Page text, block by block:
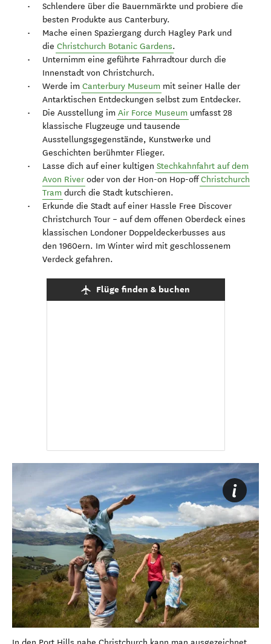
Schlendere über die Bauernmärkte und probiere die
besten Produkte aus Canterbury.
Mache einen Spaziergang durch Hagley Park und
die Christchurch Botanic Gardens.
Unternimm eine geführte Fahrradtour durch die
Innenstadt von Christchurch.
Werde im Canterbury Museum mit seiner Halle der
Antarktischen Entdeckungen selbst zum Entdecker.
Die Ausstellung im Air Force Museum umfasst 28
klassische Flugzeuge und tausende
Ausstellungsgegenstände, Kunstwerke und
Geschichten berühmter Flieger.
Lasse dich auf einer kultigen Stechkahnfahrt auf dem
Avon Riveroder von der Hon-on Hop-offChristchurch
Tram durch die Stadt kutschieren.
Erkunde die Stadt auf einer Hassle Free Discover
Christchurch Tour – auf dem offenen Oberdeck eines
klassischen Londoner Doppeldeckerbusses aus
den 1960ern. Im Winter wird mit geschlossenem
Verdeck gefahren.
Flüge finden & buchen